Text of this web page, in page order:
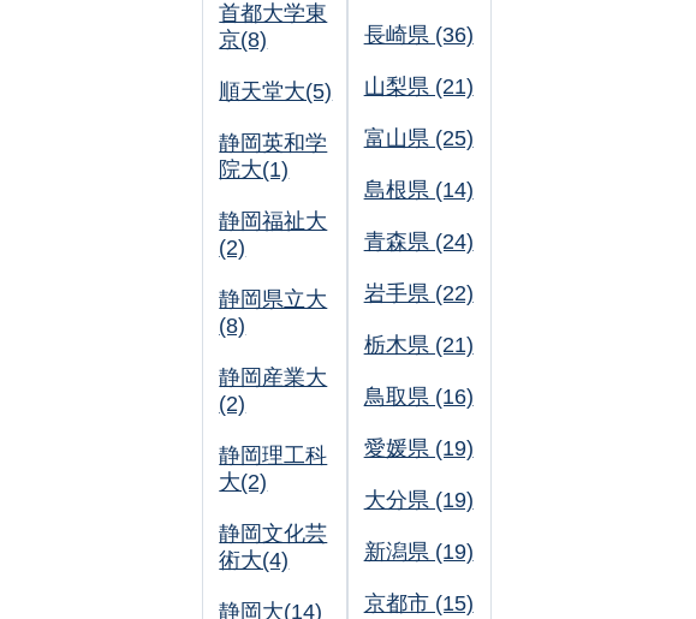
首都大学東
京(8)
順天堂大(5)
静岡英和学
院大(1)
静岡福祉大
(2)
静岡県立大
(8)
静岡産業大
(2)
静岡理工科
大(2)
静岡文化芸
術大(4)
静岡大(14)
長崎県 (36)
山梨県 (21)
富山県 (25)
島根県 (14)
青森県 (24)
岩手県 (22)
栃木県 (21)
鳥取県 (16)
愛媛県 (19)
大分県 (19)
新潟県 (19)
京都市 (15)